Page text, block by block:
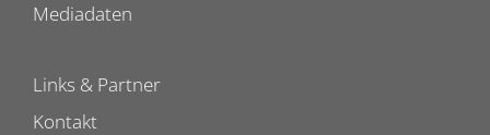
Mediadaten
Links & Partner
Kontakt